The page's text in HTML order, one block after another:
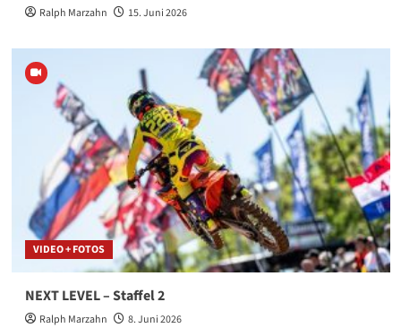
Ralph Marzahn 15. Juni 2026
VIDEO + FOTOS
NEXT LEVEL – Staffel 2
Ralph Marzahn 8. Juni 2026